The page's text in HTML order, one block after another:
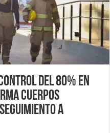
del 80% en
cuerpos
a